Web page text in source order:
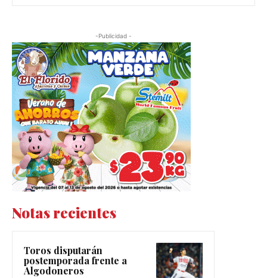
-Publicidad -
Notas recientes
Toros disputarán
postemporada frente a
Algodoneros